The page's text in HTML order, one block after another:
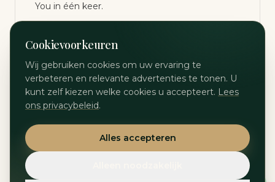
You in één keer.
Reviewmanagement en gasten
sturen op herhaalboekingen.
Cookievoorkeuren
Wij gebruiken cookies om uw ervaring te
verbeteren en relevante advertenties te tonen. U
kunt zelf kiezen welke cookies u accepteert. Lees
ons privacybeleid.
Alles accepteren